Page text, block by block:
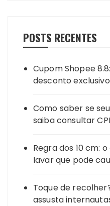
POSTS RECENTES
Cupom Shopee
desconto
Como saber se
saiba consultar
Regra dos 10 cm:
lavar que pode
Toque de
assusta